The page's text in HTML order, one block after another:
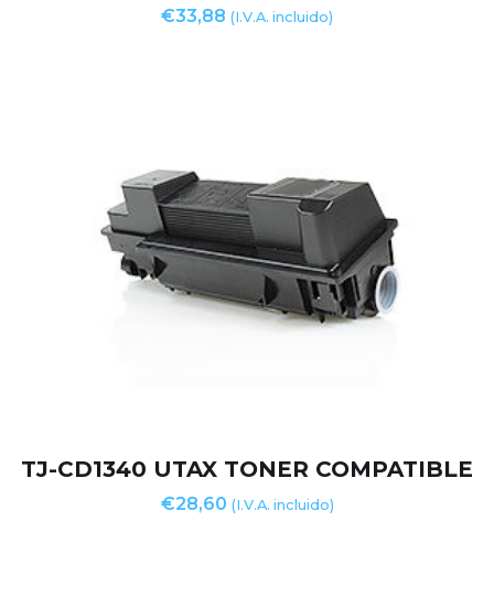
€33,88 (I.V.A. incluido)
TJ-CD1340 UTAX TONER COMPATIBLE
€28,60 (I.V.A. incluido)